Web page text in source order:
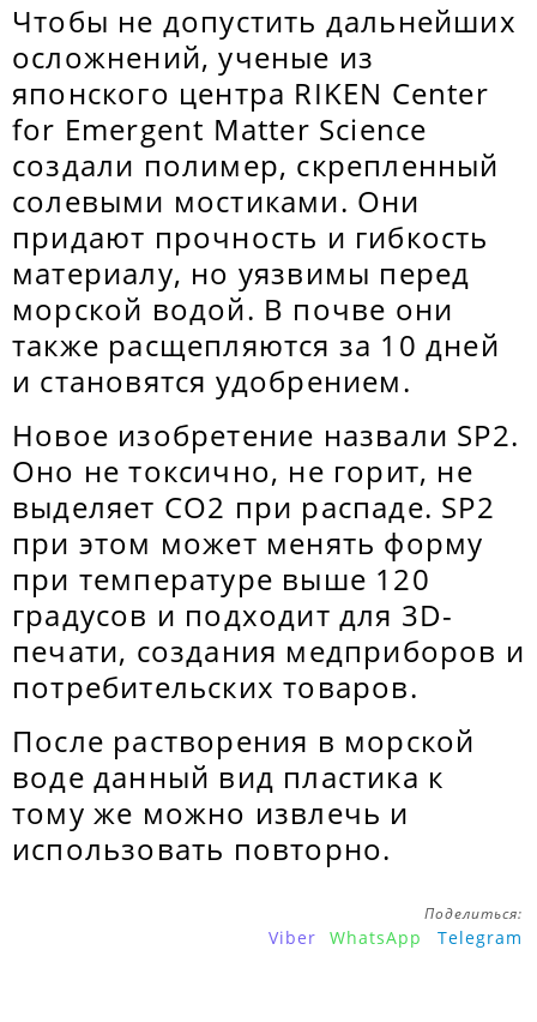
Чтобы не допустить дальнейших
осложнений, ученые из
японского центра RIKEN Center
for Emergent Matter Science
создали полимер, скрепленный
солевыми мостиками. Они
придают прочность и гибкость
материалу, но уязвимы перед
морской водой. В почве они
также расщепляются за 10 дней
и становятся удобрением.
Новое изобретение назвали SP2.
Оно не токсично, не горит, не
выделяет СО2 при распаде. SP2
при этом может менять форму
при температуре выше 120
градусов и подходит для 3D-
печати, создания медприборов и
потребительских товаров.
После растворения в морской
воде данный вид пластика к
тому же можно извлечь и
использовать повторно.
Поделиться:
Viber WhatsApp Telegram